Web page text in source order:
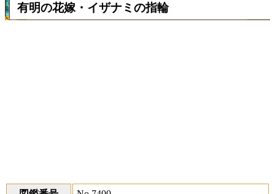
有明の花嫁・イザナミの指輪